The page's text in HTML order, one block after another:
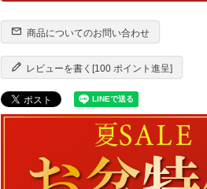
商品についてのお問い合わせ
レビューを書く[100 ポイント進呈]